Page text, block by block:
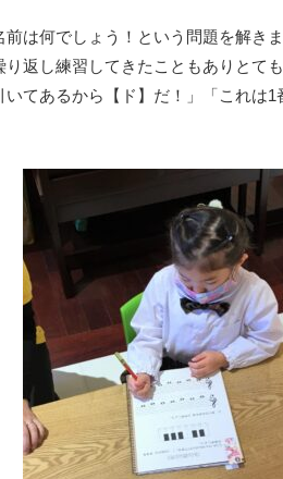
は何でしょう！という問題を解きま
返し練習してきたこともありとて
てあるから【ド】だ！」「これは1